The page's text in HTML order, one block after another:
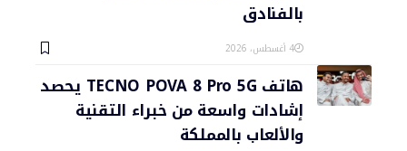
بالفنادق
4 أغسطس، 2026
هاتف TECNO POVA 8 Pro 5G يحصد
إشادات واسعة من خبراء التقنية
والألعاب بالمملكة